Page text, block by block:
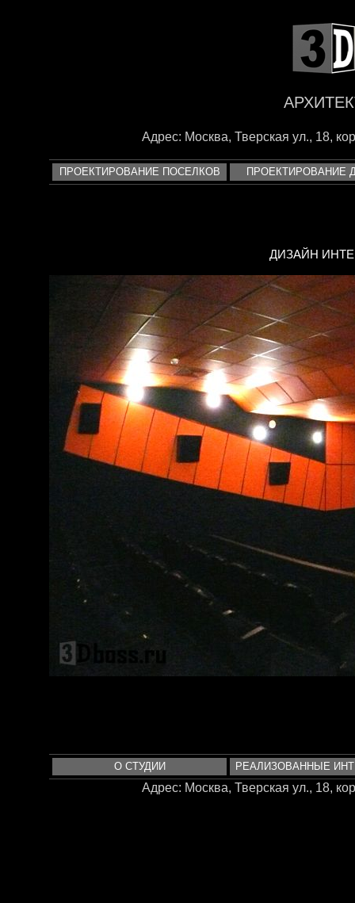
Адрес: Москва, Тверская ул., 18,
ПРОЕКТИРОВАНИЕ ПОСЕЛКОВ ПРОЕКТИРОВАНИЕ
ДИЗАЙН
О СТУДИИ РЕАЛИЗОВАННЫЕ
Адрес: Москва, Тверская ул., 18,